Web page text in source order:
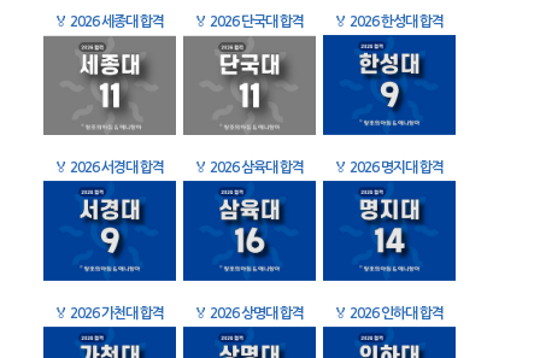
🏅 2026 세종대 합격 🏅 2026 단국대 합격 🏅 2026 한성대 합격
🏅 2026 서경대 합격 🏅 2026 삼육대 합격 🏅 2026 명지대 합격
🏅 2026 가천대 합격 🏅 2026 상명대 합격 🏅 2026 인하대 합격